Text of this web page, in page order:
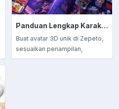
Panduan Lengkap Karakter ZEPETO: Cara Membuat Avatar 3D yang Unik dan Menarik
Buat avatar 3D unik di Zepeto,
sesuaikan penampilan,
ekspresi, dan jelajahi dunia